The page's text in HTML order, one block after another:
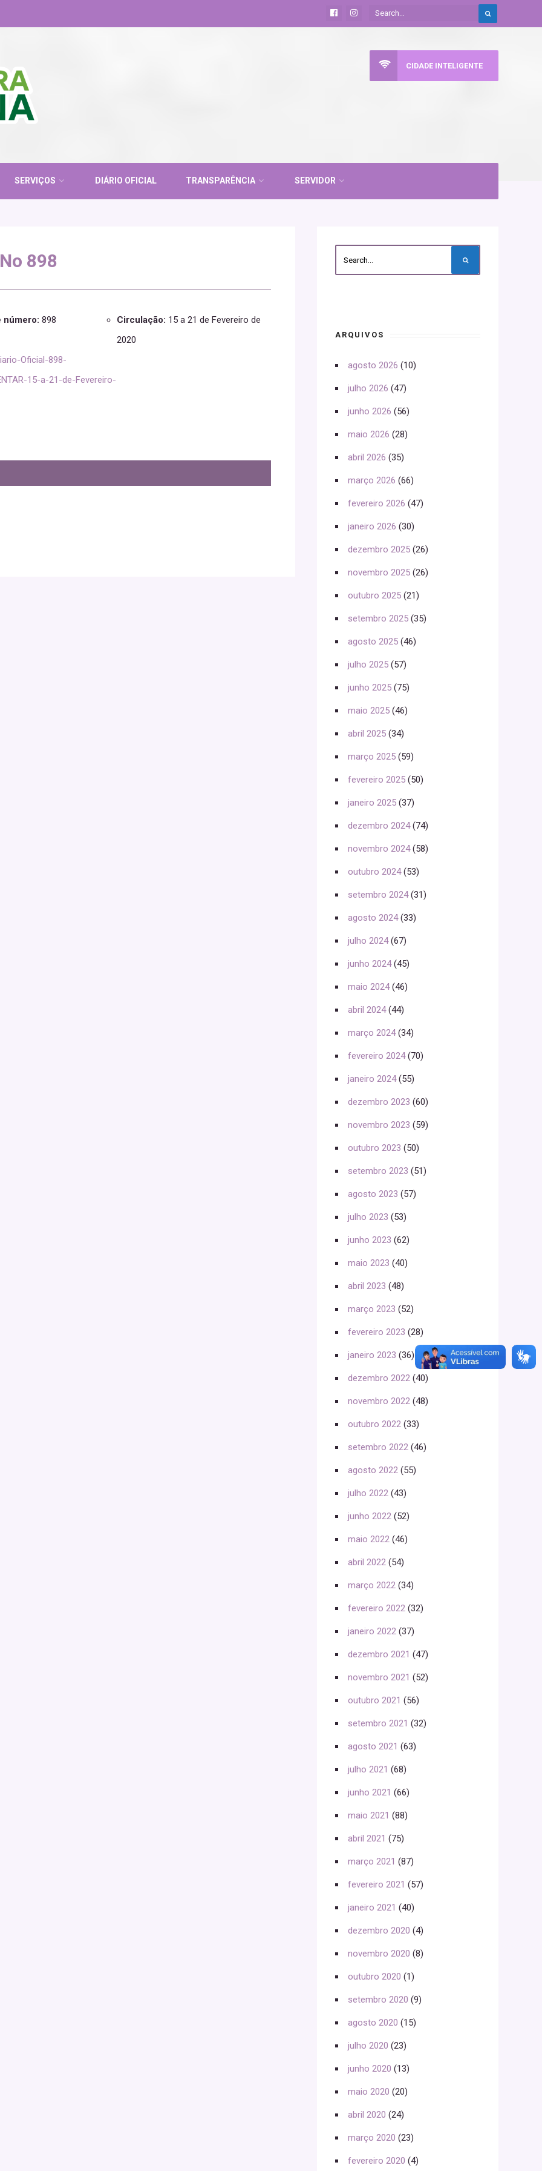
SERVIÇOS DIÁRIO OFICIAL TRANSPARÊNCIA SERVIDOR
CIDADE INTELIGENTE
898
número: 898 Circulação: 15 a 21 de Fevereiro de
2020
Oficial-898-
15-a-21-de-Fevereiro-
ARQUIVOS
agosto 2026 (10)
julho 2026 (47)
junho 2026 (56)
maio 2026 (28)
abril 2026 (35)
março 2026 (66)
fevereiro 2026 (47)
janeiro 2026 (30)
dezembro 2025 (26)
novembro 2025 (26)
outubro 2025 (21)
setembro 2025 (35)
agosto 2025 (46)
julho 2025 (57)
junho 2025 (75)
maio 2025 (46)
abril 2025 (34)
março 2025 (59)
fevereiro 2025 (50)
janeiro 2025 (37)
dezembro 2024(74)
novembro 2024(58)
outubro 2024(53)
setembro 2024(31)
agosto 2024(33)
julho 2024(67)
junho 2024(45)
maio 2024(46)
abril 2024(44)
março 2024(34)
fevereiro 2024(70)
janeiro 2024(55)
dezembro 2023 (60)
novembro 2023 (59)
outubro 2023 (50)
setembro 2023 (51)
agosto 2023 (57)
julho 2023 (53)
junho 2023 (62)
maio 2023 (40)
abril 2023 (48)
março 2023 (52)
fevereiro 2023 (28)
janeiro 2023 (36)
dezembro 2022 (40)
novembro 2022 (48)
outubro 2022 (33)
setembro 2022 (46)
agosto 2022 (55)
julho 2022 (43)
junho 2022 (52)
maio 2022 (46)
abril 2022 (54)
março 2022 (34)
fevereiro 2022 (32)
janeiro 2022 (37)
dezembro 2021 (47)
novembro 2021 (52)
outubro 2021 (56)
setembro 2021 (32)
agosto 2021 (63)
julho 2021 (68)
junho 2021 (66)
maio 2021 (88)
abril 2021 (75)
março 2021 (87)
fevereiro 2021 (57)
janeiro 2021 (40)
dezembro 2020 (4)
novembro 2020 (8)
outubro 2020 (1)
setembro 2020 (9)
agosto 2020 (15)
julho 2020 (23)
junho 2020 (13)
maio 2020 (20)
abril 2020 (24)
março 2020 (23)
fevereiro 2020 (4)